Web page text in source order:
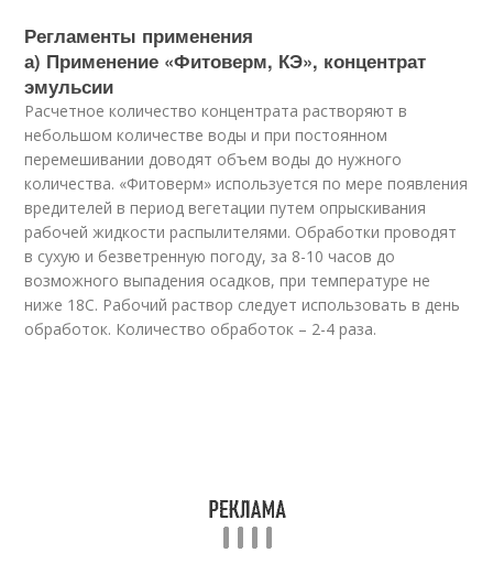
Регламенты применения
а) Применение «Фитоверм, КЭ», концентрат
эмульсии
Расчетное количество концентрата растворяют в
небольшом количестве воды и при постоянном
перемешивании доводят объем воды до нужного
количества. «Фитоверм» используется по мере появления
вредителей в период вегетации путем опрыскивания
рабочей жидкости распылителями. Обработки проводят
в сухую и безветренную погоду, за 8-10 часов до
возможного выпадения осадков, при температуре не
ниже 18С. Рабочий раствор следует использовать в день
обработок. Количество обработок – 2-4 раза.